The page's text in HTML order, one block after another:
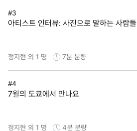
#3
아티스트 인터뷰: 사진으로 말하는 사람들
정지현 외 1 명 7분 분량
#4
7월의 도쿄에서 만나요
정지현 외 1 명 4분 분량